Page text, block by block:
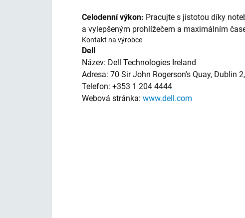
Celodenní výkon: Pracujte s jistotou díky
a vylepšeným prohlížečem a maximálním
Kontakt na výrobce
Dell
Název: Dell Technologies Ireland
Adresa: 70 Sir John Rogerson's Quay, Dublin
Telefon: +353 1 204 4444
Webová stránka: www.dell.com